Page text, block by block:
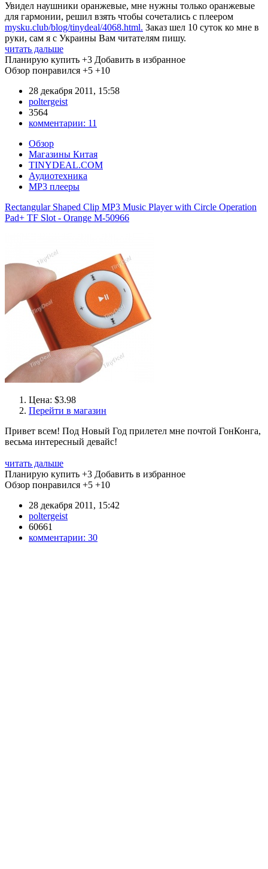
Увидел наушники оранжевые, мне нужны только оранжевые
для гармонии, решил взять чтобы сочетались с плеером
mysku.club/blog/tinydeal/4068.html. Заказ шел 10 суток ко мне в
руки, сам я с Украины Вам читателям пишу.
читать дальше
Планирую купить +3 Добавить в избранное
Обзор понравился +5 +10
28 декабря 2011, 15:58
poltergeist
3564
комментарии: 11
Обзор
Магазины Китая
TINYDEAL.COM
Аудиотехника
MP3 плееры
Rectangular Shaped Clip MP3 Music Player with Circle Operation
Pad+ TF Slot - Orange M-50966
Цена: $3.98
Перейти в магазин
Привет всем! Под Новый Год прилетел мне почтой ГонКонга,
весьма интересный девайс!
читать дальше
Планирую купить +3 Добавить в избранное
Обзор понравился +5 +10
28 декабря 2011, 15:42
poltergeist
60661
комментарии: 30